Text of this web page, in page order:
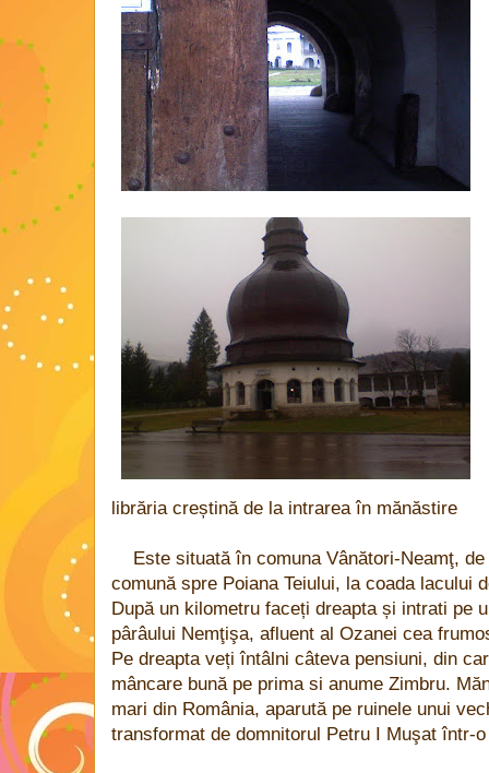
librăria creștină de la intrarea în mănăstire
Este situată în comuna Vânători-Neamţ,
comună spre Poiana Teiului, la coada lacului
După un kilometru faceți dreapta și intrati pe
pârâului Nemţişa, afluent al Ozanei cea
Pe dreapta veți întâlni câteva pensiuni, din
mâncare bună pe prima si anume Zimbru.
mari din România, aparută pe ruinele unui
transformat de domnitorul Petru I Muşat într-